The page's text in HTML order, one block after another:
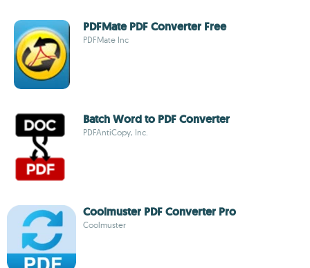
PDFMate PDF Converter Free
PDFMate Inc
Batch Word to PDF Converter
PDFAntiCopy, Inc.
Coolmuster PDF Converter Pro
Coolmuster